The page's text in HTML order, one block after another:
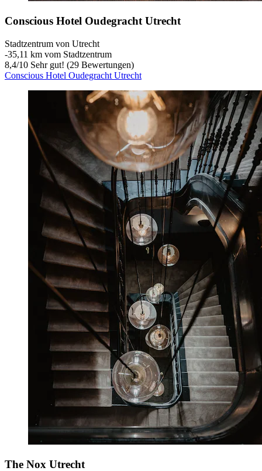
Conscious Hotel Oudegracht Utrecht
Stadtzentrum von Utrecht
‐35,11 km vom Stadtzentrum
8,4/10 Sehr gut! (29 Bewertungen)
Conscious Hotel Oudegracht Utrecht
The Nox Utrecht